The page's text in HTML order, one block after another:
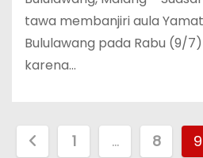
tawa membanjiri aula
Bululawang pada Rabu (9/
karena…
1 … 8 9